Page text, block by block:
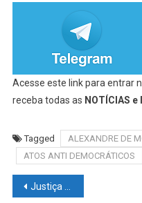
Acesse este link para entrar
receba todas as NOTÍCIAS e
Tagged
ALEXANDRE DE
ATOS ANTI DEMOCRÁTICOS
Navegação
Justiça bloqueia R$ 18,5 milhões de bens de participantes de ataques em Brasília